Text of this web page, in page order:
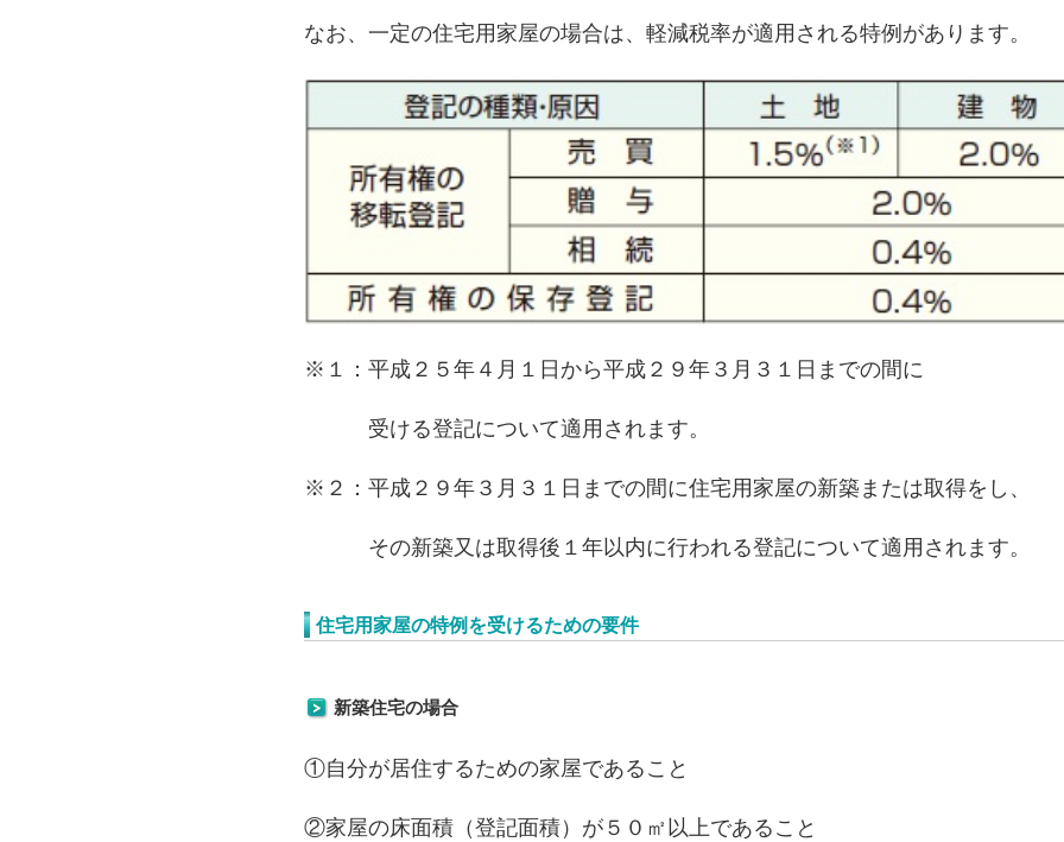
なお、一定の住宅用家屋の場合は、軽減税率が適用される特例があります。
※１：平成２５年４月１日から平成２９年３月３１日までの間に
受ける登記について適用されます。
※２：平成２９年３月３１日までの間に住宅用家屋の新築または取得をし、
その新築又は取得後１年以内に行われる登記について適用されます。
住宅用家屋の特例を受けるための要件
新築住宅の場合
①自分が居住するための家屋であること
②家屋の床面積（登記面積）が５０㎡以上であること